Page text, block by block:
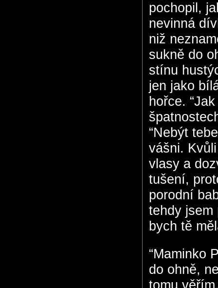
pochopil,
nevinná
niž
sukně do
stínu
jen jako
hořce.
“Nebýt
vášni.
vlasy a
tušení,
porodní
tehdy jsem
bych tě
“Maminko
do ohně,
tomu